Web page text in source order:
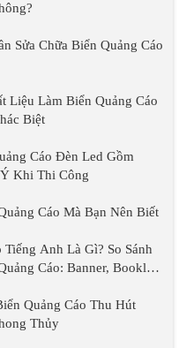
Sửa Chữa Biển Quảng Cáo
Liệu Làm Biển Quảng Cáo
Biệt
Cáo Đèn Led Gồm
Khi Thi Công
Cáo Mà Bạn Nên Biết
Tiếng Anh Là Gì? So Sánh
Cáo: Banner, Booklet,
Quảng Cáo Thu Hút
Thủy